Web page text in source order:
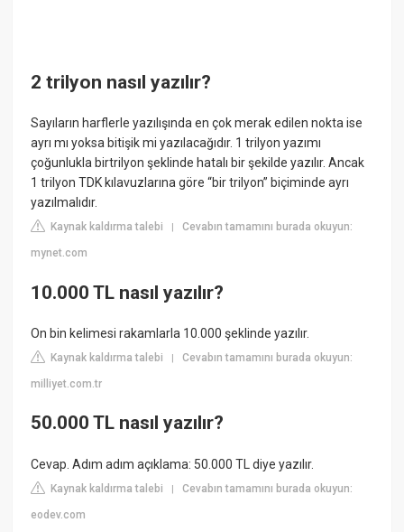
2 trilyon nasıl yazılır?
Sayıların harflerle yazılışında en çok merak edilen nokta ise
ayrı mı yoksa bitişik mi yazılacağıdır. 1 trilyon yazımı
çoğunlukla birtrilyon şeklinde hatalı bir şekilde yazılır. Ancak
1 trilyon TDK kılavuzlarına göre “bir trilyon” biçiminde ayrı
yazılmalıdır.
Kaynak kaldırma talebi |Cevabın tamamını burada okuyun:
mynet.com
10.000 TL nasıl yazılır?
On bin kelimesi rakamlarla 10.000 şeklinde yazılır.
Kaynak kaldırma talebi |Cevabın tamamını burada okuyun:
milliyet.com.tr
50.000 TL nasıl yazılır?
Cevap. Adım adım açıklama: 50.000 TL diye yazılır.
Kaynak kaldırma talebi |Cevabın tamamını burada okuyun:
eodev.com